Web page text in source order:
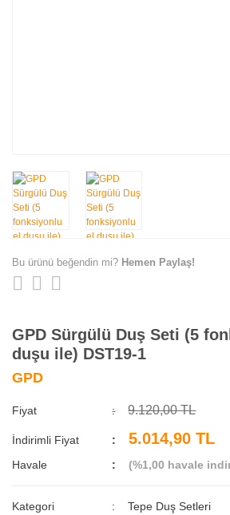
Bu ürünü beğendin mi? Hemen Paylaş!
GPD Sürgülü Duş Seti (5
duşu ile) DST19-1
GPD
Fiyat 9.120,00 TL
İndirimli Fiyat 5.014,90 TL
Havale (%1,00 havale
Kategori
Tepe Duş Setleri